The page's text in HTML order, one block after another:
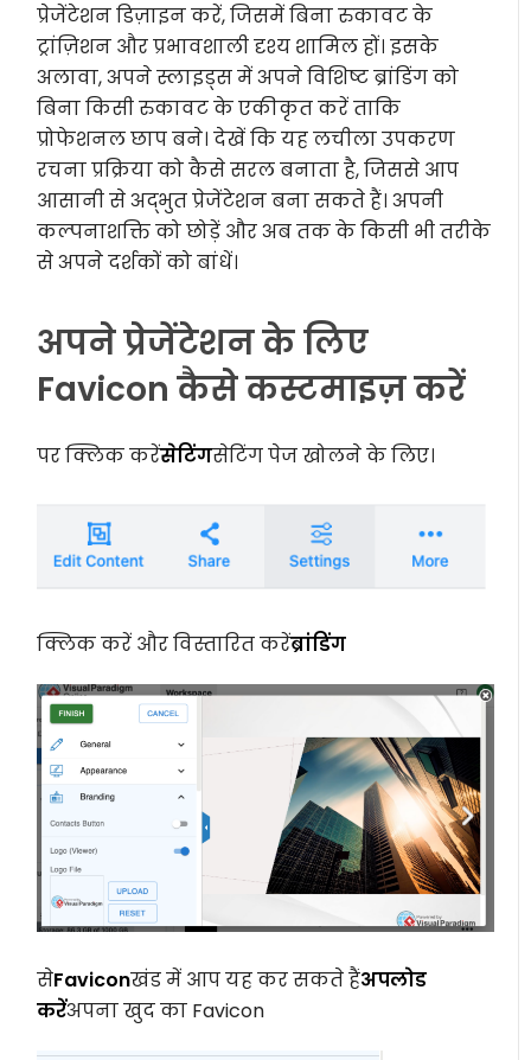
प्रेजेंटेशन डिज़ाइन करें, जिसमें बिना रुकावट के
ट्रांज़िशन और प्रभावशाली दृश्य शामिल हों। इसके
अलावा, अपने स्लाइड्स में अपने विशिष्ट ब्रांडिंग को
बिना किसी रुकावट के एकीकृत करें ताकि
प्रोफेशनल छाप बने। देखें कि यह लचीला उपकरण
रचना प्रक्रिया को कैसे सरल बनाता है, जिससे आप
आसानी से अद्भुत प्रेजेंटेशन बना सकते हैं। अपनी
कल्पनाशक्ति को छोड़ें और अब तक के किसी भी तरीके
से अपने दर्शकों को बांधें।
अपने प्रेजेंटेशन के लिए
Favicon कैसे कस्टमाइज़ करें
पर क्लिक करेंसेटिंगसेटिंग पेज खोलने के लिए।
क्लिक करें और विस्तारित करेंब्रांडिंग
सेFaviconखंड में आप यह कर सकते हैंअपलोड
करेंअपना खुद का Favicon